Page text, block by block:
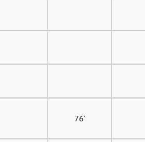
76'